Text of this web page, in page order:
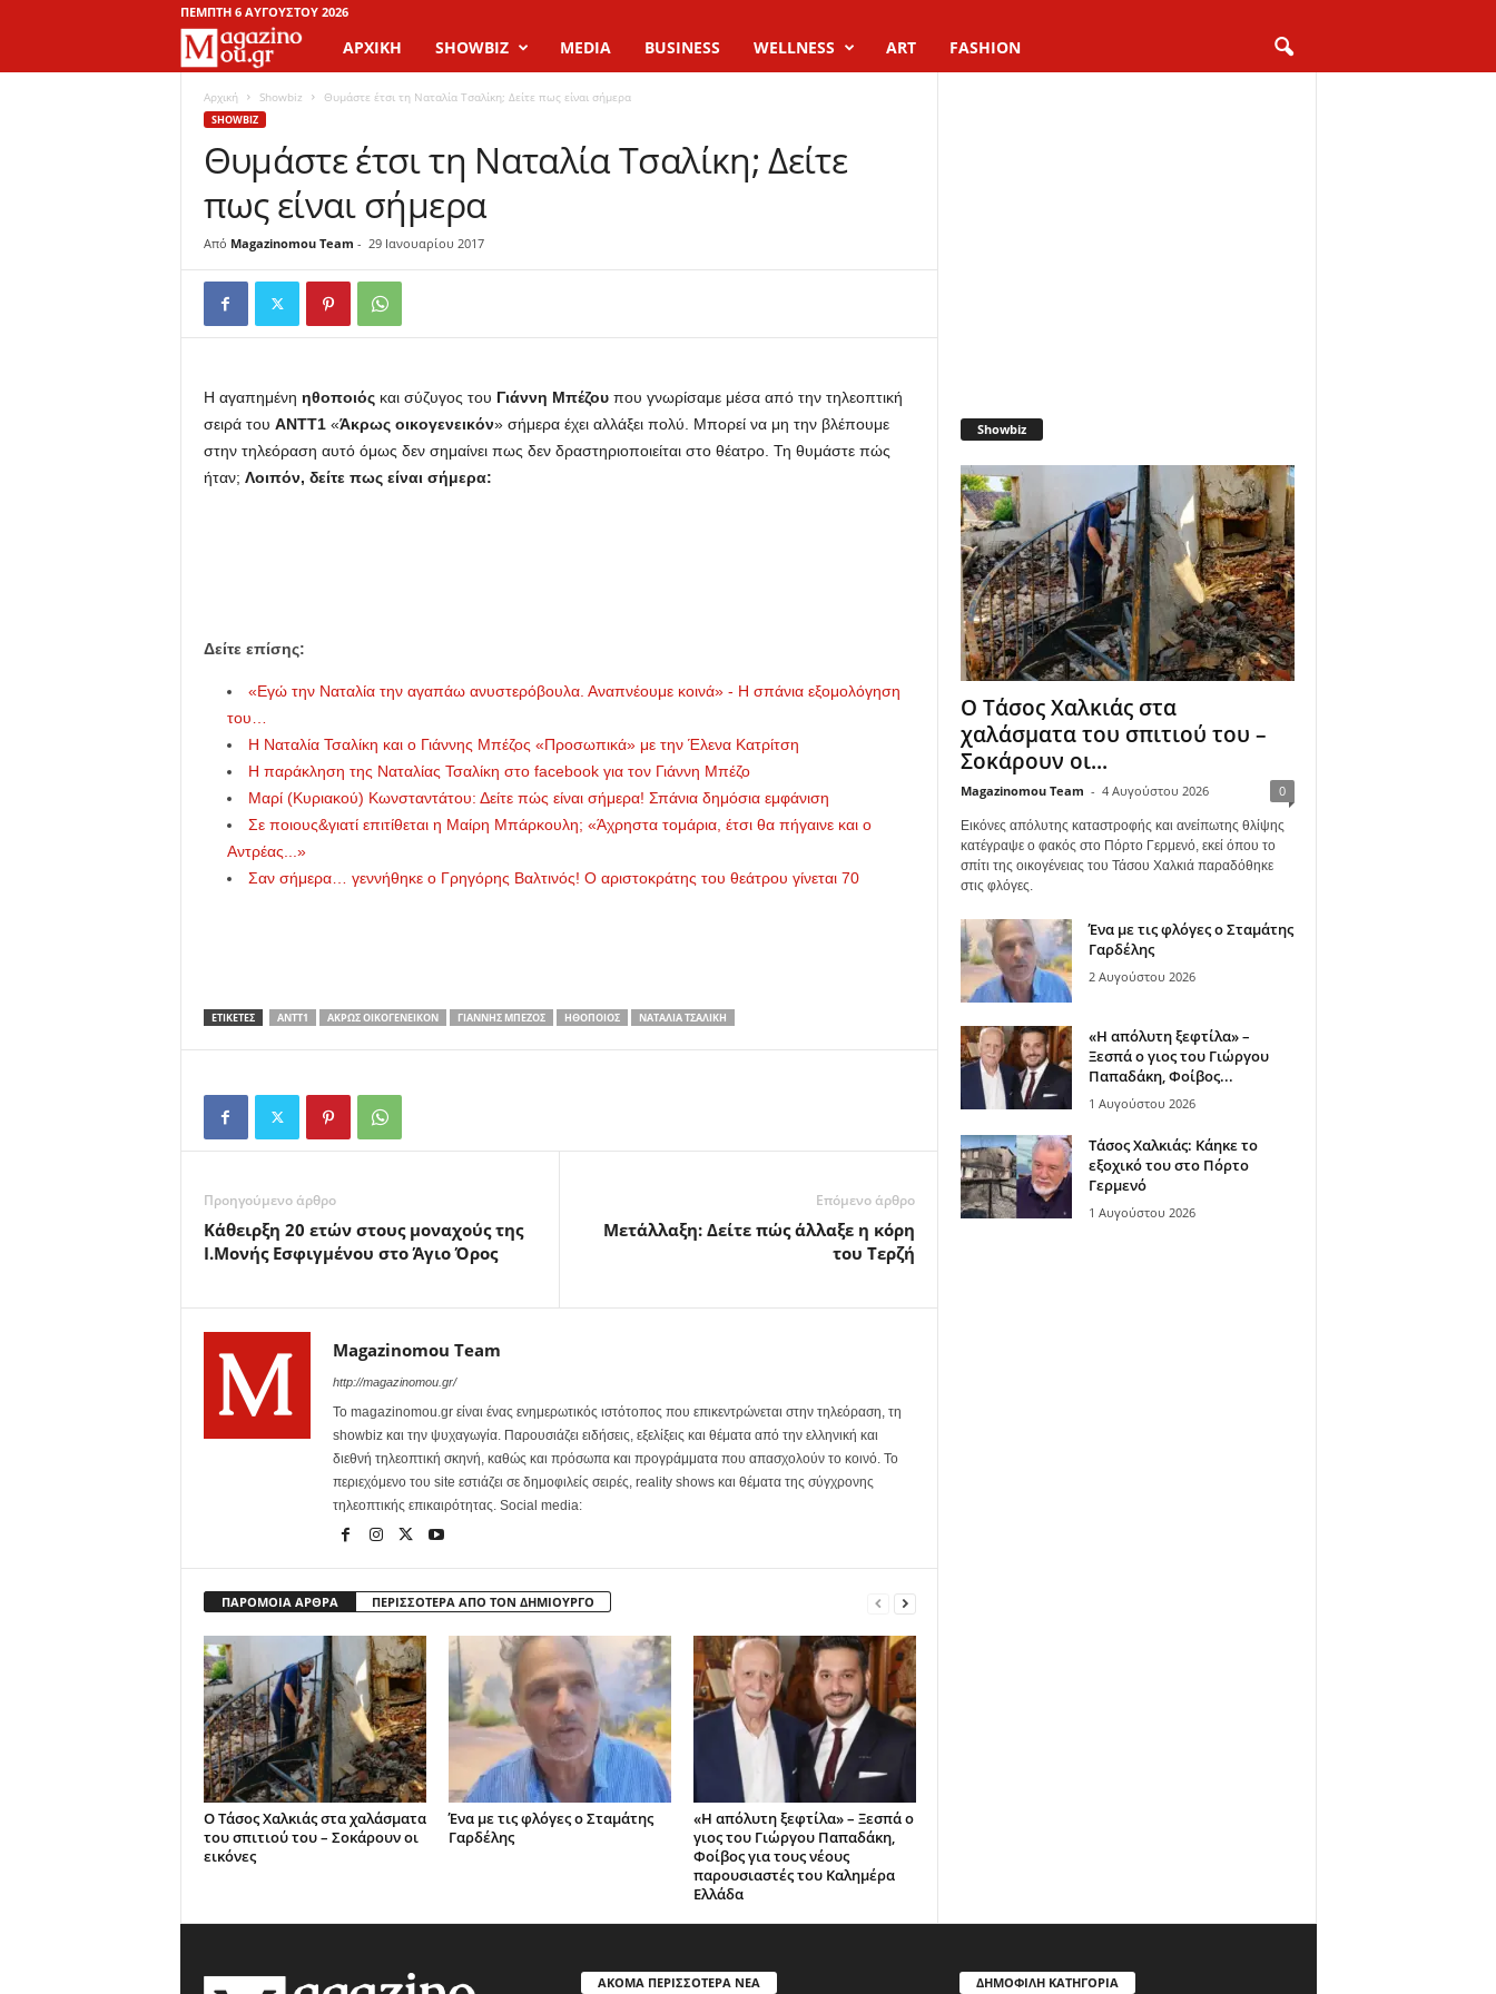
ΠΈΜΠΤΗ 6 ΑΥΓΟΎΣΤΟΥ 2026
a
z
n
o
ΑΡΧΙΚΉ SHOWBIZ MEDIA BUSINESS WELLNESS ART FASHION
Αρχική Showbiz Θυμάστε έτσι τη Ναταλία Τσαλίκη; Δείτε πως είναι σήμερα
SHOWBIZ
Θυμάστε έτσι τη Ναταλία Τσαλίκη; Δείτε
πως είναι σήμερα
Από Magazinomou Team - 29 Ιανουαρίου 2017
Η αγαπημένη ηθοποιόςκαι σύζυγος του Γιάννη Μπέζουπου γνωρίσαμε μέσα από την τηλεοπτική
σειρά του ANTT1«Άκρως οικογενεικόν» σήμερα έχει αλλάξει πολύ. Μπορεί να μη την βλέπουμε
στην τηλεόραση αυτό όμως δεν σημαίνει πως δεν δραστηριοποιείται στο θέατρο. Τη θυμάστε πώς
ήταν; Λοιπόν, δείτε πως είναι σήμερα:
Δείτε επίσης:
«Εγώ την Ναταλία την αγαπάω ανυστερόβουλα. Αναπνέουμε κοινά» - Η σπάνια εξομολόγηση
του…
Η Ναταλία Τσαλίκη και ο Γιάννης Μπέζος «Προσωπικά» με την Έλενα Κατρίτση
Η παράκληση της Ναταλίας Τσαλίκη στο facebook για τον Γιάννη Μπέζο
Μαρί (Κυριακού) Κωνσταντάτου: Δείτε πώς είναι σήμερα! Σπάνια δημόσια εμφάνιση
Σε ποιους&γιατί επιτίθεται η Μαίρη Μπάρκουλη; «Άχρηστα τομάρια, έτσι θα πήγαινε και ο
Αντρέας...»
Σαν σήμερα… γεννήθηκε ο Γρηγόρης Βαλτινός! Ο αριστοκράτης του θεάτρου γίνεται 70
ΕΤΙΚΕΤΕΣ ANTT1 ΆΚΡΩΣ ΟΙΚΟΓΕΝΕΙΚΌΝ ΓΙΆΝΝΗΣ ΜΠΈΖΟΣ ΗΘΟΠΟΙΌΣ ΝΑΤΑΛΊΑ ΤΣΑΛΊΚΗ
Προηγούμενο άρθρο
Κάθειρξη 20 ετών στους μοναχούς της
Ι.Μονής Εσφιγμένου στο Άγιο Όρος
Επόμενο άρθρο
Μετάλλαξη: Δείτε πώς άλλαξε η κόρη
του Τερζή
Magazinomou Team
http://magazinomou.gr/
Το magazinomou.gr είναι ένας ενημερωτικός ιστότοπος που επικεντρώνεται στην τηλεόραση, τη
showbiz και την ψυχαγωγία. Παρουσιάζει ειδήσεις, εξελίξεις και θέματα από την ελληνική και
διεθνή τηλεοπτική σκηνή, καθώς και πρόσωπα και προγράμματα που απασχολούν το κοινό. Το
περιεχόμενο του site εστιάζει σε δημοφιλείς σειρές, reality shows και θέματα της σύγχρονης
τηλεοπτικής επικαιρότητας. Social media:
ΠΑΡΟΜΟΙΑ ΑΡΘΡΑ ΠΕΡΙΣΣΟΤΕΡΑ ΑΠΟ ΤΟΝ ΔΗΜΙΟΥΡΓΟ
Ο Τάσος Χαλκιάς στα χαλάσματα
του σπιτιού του – Σοκάρουν οι
εικόνες
Ένα με τις φλόγες ο Σταμάτης
Γαρδέλης
«Η απόλυτη ξεφτίλα» – Ξεσπά ο
γιος του Γιώργου Παπαδάκη,
Φοίβος για τους νέους
παρουσιαστές του Καλημέρα
Ελλάδα
Showbiz
Ο Τάσος Χαλκιάς στα
χαλάσματα του σπιτιού του –
Σοκάρουν οι...
Magazinomou Team - 4 Αυγούστου 2026 0
Εικόνες απόλυτης καταστροφής και ανείπωτης θλίψης
κατέγραψε ο φακός στο Πόρτο Γερμενό, εκεί όπου το
σπίτι της οικογένειας του Τάσου Χαλκιά παραδόθηκε
στις φλόγες.
Ένα με τις φλόγες ο Σταμάτης
Γαρδέλης
2 Αυγούστου 2026
«Η απόλυτη ξεφτίλα» –
Ξεσπά ο γιος του Γιώργου
Παπαδάκη, Φοίβος...
1 Αυγούστου 2026
Τάσος Χαλκιάς: Κάηκε το
εξοχικό του στο Πόρτο
Γερμενό
1 Αυγούστου 2026
ΑΚΟΜΑ ΠΕΡΙΣΣΟΤΕΡΑ ΝΕΑ ΔΗΜΟΦΙΛΗ ΚΑΤΗΓΟΡΙΑ